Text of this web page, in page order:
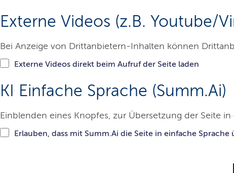
Externe Videos (z.B. Youtube/
Bei Anzeige von Drittanbietern-Inhalten können
Externe Videos direkt beim Aufruf der Seite laden
KI Einfache Sprache (Summ.Ai)
Einblenden eines Knopfes, zur Übersetzung der Seite
Erlauben, dass mit Summ.Ai die Seite in einfache